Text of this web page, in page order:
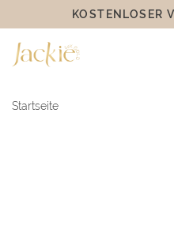
KOSTENLOSER
Startseite